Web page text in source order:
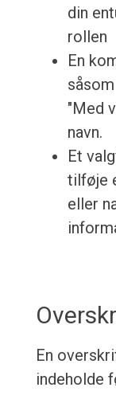
din
rollen
En
"Med
navn.
Et
tilføje
eller
En
indeholde